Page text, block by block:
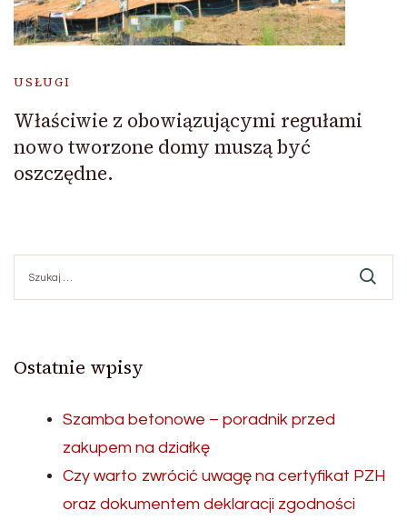
USŁUGI
Właściwie z obowiązującymi regułami
nowo tworzone domy muszą być
oszczędne.
Ostatnie wpisy
Szamba betonowe – poradnik przed
zakupem na działkę
Czy warto zwrócić uwagę na certyfikat PZH
oraz dokumentem deklaracji zgodności